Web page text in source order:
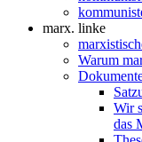
marx. linke
Warum
Wir
das